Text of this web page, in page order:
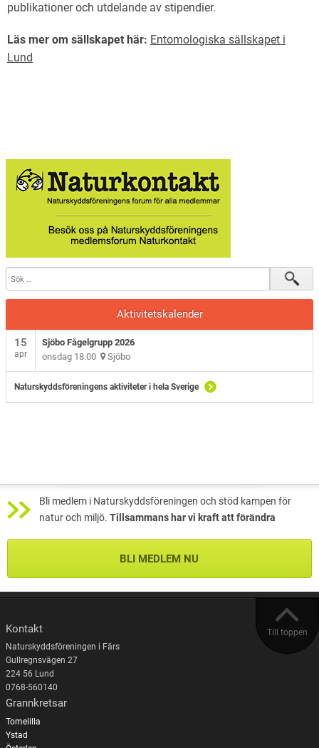
publikationer och utdelande av stipendier.
Läs mer om sällskapet här: Entomologiska sällskapet i
Lund
Aktivitetskalender
15
apr
Sjöbo Fågelgrupp 2026
onsdag 18.00 Sjöbo
Naturskyddsföreningens aktiviteter i hela Sverige
Bli medlem i Naturskyddsföreningen och stöd kampen för
natur och miljö. Tillsammans har vi kraft att förändra
BLI MEDLEM NU
Till toppen
Kontakt
Naturskyddsföreningen i Färs
Gullregnsvägen 27
224 56 Lund
0768-560140
Grannkretsar
Tomelilla
Ystad